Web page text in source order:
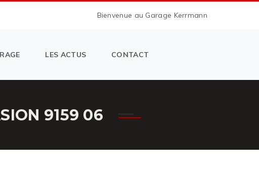
Bienvenue au Garage Kerrmann
LES ACTUS CONTACT
9159 06